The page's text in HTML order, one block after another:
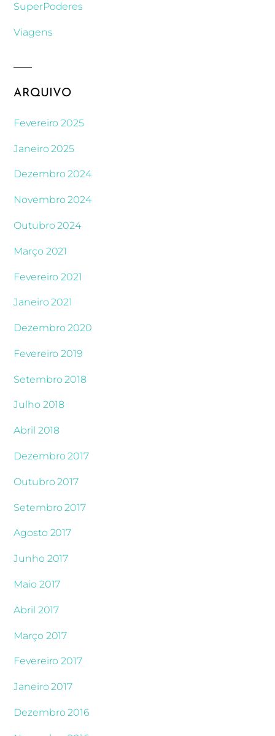
SuperPoderes
Viagens
ARQUIVO
Fevereiro 2025
Janeiro 2025
Dezembro 2024
Novembro 2024
Outubro 2024
Março 2021
Fevereiro 2021
Janeiro 2021
Dezembro 2020
Fevereiro 2019
Setembro 2018
Julho 2018
Abril 2018
Dezembro 2017
Outubro 2017
Setembro 2017
Agosto 2017
Junho 2017
Maio 2017
Abril 2017
Março 2017
Fevereiro 2017
Janeiro 2017
Dezembro 2016